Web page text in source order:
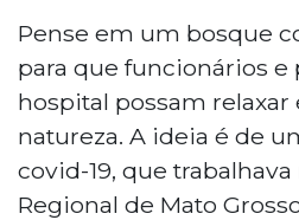
Pense em um bosque
para que funcionários e
hospital possam
natureza. A ideia é de
covid-19, que trabalhava
Regional de Mato